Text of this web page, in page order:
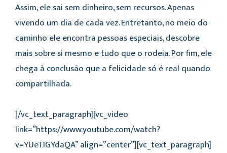
Assim, ele sai sem dinheiro, sem recursos. Apenas
vivendo um dia de cada vez. Entretanto, no meio do
caminho ele encontra pessoas especiais, descobre
mais sobre si mesmo e tudo que o rodeia. Por fim, ele
chega à conclusão que a felicidade só é real quando
compartilhada.
[/vc_text_paragraph][vc_video
link=”https://www.youtube.com/watch?
v=YUeTIGYdaQA” align=”center”][vc_text_paragraph]